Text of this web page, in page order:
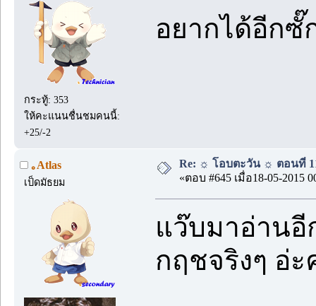
กระทู้: 353
ให้คะแนนชื่นชมคนนี้:
+25/-2
อยากได้อีก
｡Atlas
เป็ดมัธยม
Re: ☼ โอบตะวัน ☼ ตอนที่ 11
«ตอบ #645 เมื่อ18-05-2015
แว๊บมาอ่านอี
กฤชจริงๆ อ่